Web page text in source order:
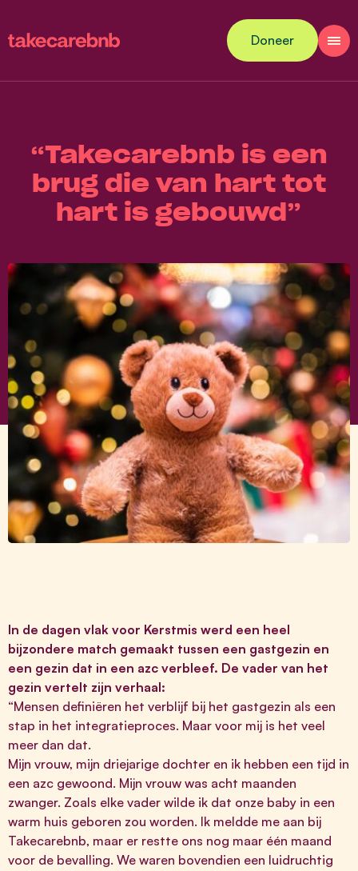
Doneer
“Takecarebnb is een
brug die van hart tot
hart is gebouwd”
In de dagen vlak voor Kerstmis werd een heel
bijzondere match gemaakt tussen een gastgezin en
een gezin dat in een azc verbleef. De vader van het
gezin vertelt zijn verhaal:
“Mensen definiëren het verblijf bij het gastgezin als een
stap in het integratieproces. Maar voor mij is het veel
meer dan dat.
Mijn vrouw, mijn driejarige dochter en ik hebben een tijd in
een azc gewoond. Mijn vrouw was acht maanden
zwanger. Zoals elke vader wilde ik dat onze baby in een
warm huis geboren zou worden. Ik meldde me aan bij
Takecarebnb, maar er restte ons nog maar één maand
voor de bevalling. We waren bovendien een luidruchtig